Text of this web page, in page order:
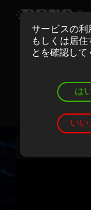
ボンズ
ボン
サービスの利
もしくは居
とを確認して
は
いい